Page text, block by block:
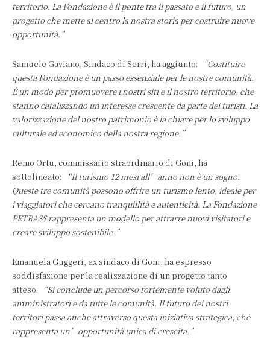
territorio. La Fondazione è il ponte tra il passato e il futuro, un
progetto che mette al centro la nostra storia per costruire nuove
opportunità.”
Samuele Gaviano, Sindaco di Serri, ha aggiunto: “Costituire
questa Fondazione è un passo essenziale per le nostre comunità.
È un modo per promuovere i nostri siti e il nostro territorio, che
stanno catalizzando un interesse crescente da parte dei turisti. La
valorizzazione del nostro patrimonio è la chiave per lo sviluppo
culturale ed economico della nostra regione.”
Remo Ortu, commissario straordinario di Goni, ha
sottolineato:
“Il turismo 12 mesi all’anno non è un sogno.
Queste tre comunità possono offrire un turismo lento, ideale per
i viaggiatori che cercano tranquillità e autenticità. La Fondazione
PETRASS rappresenta un modello per attrarre nuovi visitatori e
creare sviluppo sostenibile.”
Emanuela Guggeri, ex sindaco di Goni, ha espresso
soddisfazione per la realizzazione di un progetto tanto
atteso: “Si conclude un percorso fortemente voluto dagli
amministratori e da tutte le comunità. Il futuro dei nostri
territori passa anche attraverso questa iniziativa strategica, che
rappresenta un’opportunità unica di crescita.”